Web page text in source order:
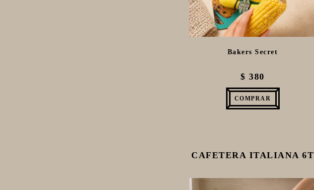
Bakers Secret
$ 380
COMPRAR
CAFETERA ITALIANA 6T